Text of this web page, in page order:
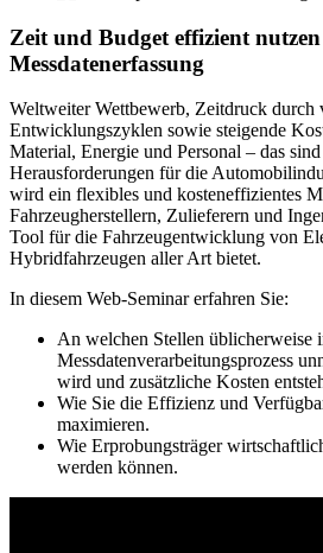
Zeit und Budget effizient
Messdatenerfassung
Weltweiter Wettbewerb, Zeitdruck durch
Entwicklungszyklen sowie steigende
Material, Energie und Personal – das
Herausforderungen für die
wird ein flexibles und kosteneffizientes
Fahrzeugherstellern, Zulieferern und
Tool für die Fahrzeugentwicklung von
Hybridfahrzeugen aller Art bietet.
In diesem Web-Seminar erfahren Sie:
An welchen Stellen üblicherweise
Messdatenverarbeitungsprozess
wird und zusätzliche Kosten
Wie Sie die Effizienz und
maximieren.
Wie Erprobungsträger
werden können.